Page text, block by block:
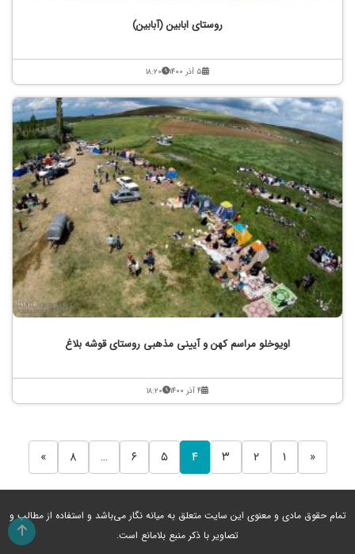
روستای ابابین (آبابین)
۵ آذر ۱۴۰۰ ۱۸:۲۰
اویوخلو مراسم کهن و آیینی مذهبی روستای قوشه بلاغ
۴ آذر ۱۴۰۰ ۱۸:۲۰
« ۱ ۲ ۳ ۴ ۵ ۶ … ۸ »
تمام حقوق مادی و معنوی این سایت متعلق به میانه نگار می‌باشد و استفاده از مطالب و
تصاویر با ذکر منبع بلامانع است.